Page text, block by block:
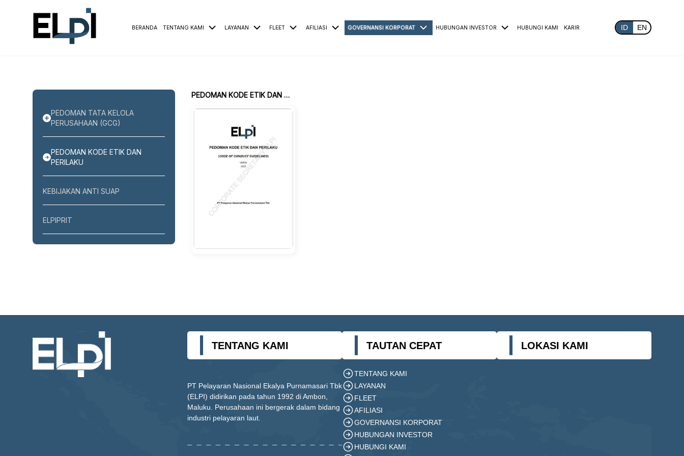
BERANDA TENTANG KAMI LAYANAN FLEET AFILIASI GOVERNANSI KORPORAT HUBUNGAN INVESTOR HUBUNGI KAMI KARIR ID EN
PEDOMAN TATA KELOLA
PERUSAHAAN (GCG)
PEDOMAN KODE ETIK DAN
PERILAKU
KEBIJAKAN ANTI SUAP
ELPIPRIT
PEDOMAN KODE ETIK DAN PERILAKU
TENTANG KAMI
PT Pelayaran Nasional Ekalya Purnamasari Tbk
(ELPI) didirikan pada tahun 1992 di Ambon,
Maluku. Perusahaan ini bergerak dalam bidang
industri pelayaran laut.
TAUTAN CEPAT
TENTANG KAMI
LAYANAN
FLEET
AFILIASI
GOVERNANSI KORPORAT
HUBUNGAN INVESTOR
HUBUNGI KAMI
LOKASI KAMI